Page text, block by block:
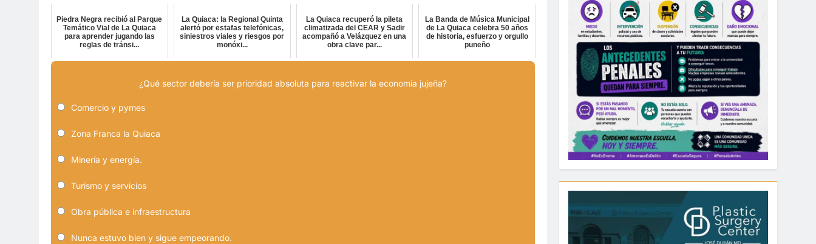
Piedra Negra recibió al Parque
Temático Vial de La Quiaca
para aprender jugando las
reglas de tránsi...
La Quiaca: la Regional Quinta
alertó por estafas telefónicas,
siniestros viales y riesgos por
monóxi...
La Quiaca recuperó la pileta
climatizada del CEAR y Sadir
acompañó a Velázquez en una
obra clave par...
La Banda de Música Municipal
de La Quiaca celebra 50 años
de historia, esfuerzo y orgullo
puneño
¿Qué sector debería ser prioridad absoluta para reactivar la economía jujeña?
Comercio y pymes
Zona Franca la Quiaca
Minería y energía.
Turismo y servicios
Obra pública e infraestructura
Nunca estuvo bien y sigue empeorando.